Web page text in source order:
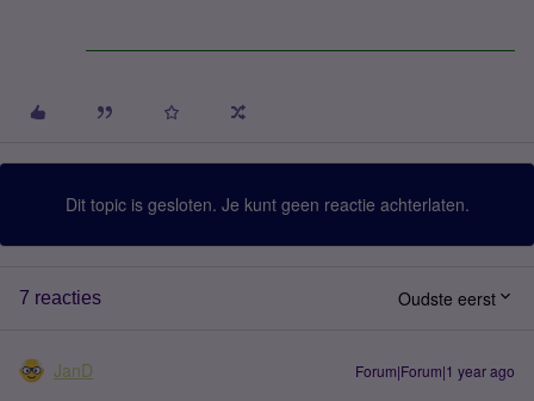
Dit topic is gesloten. Je kunt geen reactie achterlaten.
7 reacties Oudste eerst
JanD Forum|Forum|1 year ago